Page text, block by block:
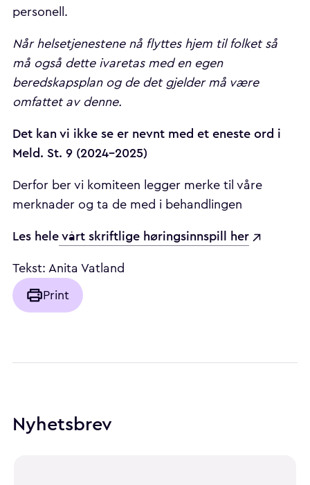
personell.
Når helsetjenestene nå flyttes hjem til folket så
må også dette ivaretas med en egen
beredskapsplan og de det gjelder må være
omfattet av denne.
Det kan vi ikke se er nevnt med et eneste ord i
Meld. St. 9 (2024-2025)
Derfor ber vi komiteen legger merke til våre
merknader og ta de med i behandlingen
Les helevårt skriftlige høringsinnspill her
Tekst: Anita Vatland
Print
Nyhetsbrev